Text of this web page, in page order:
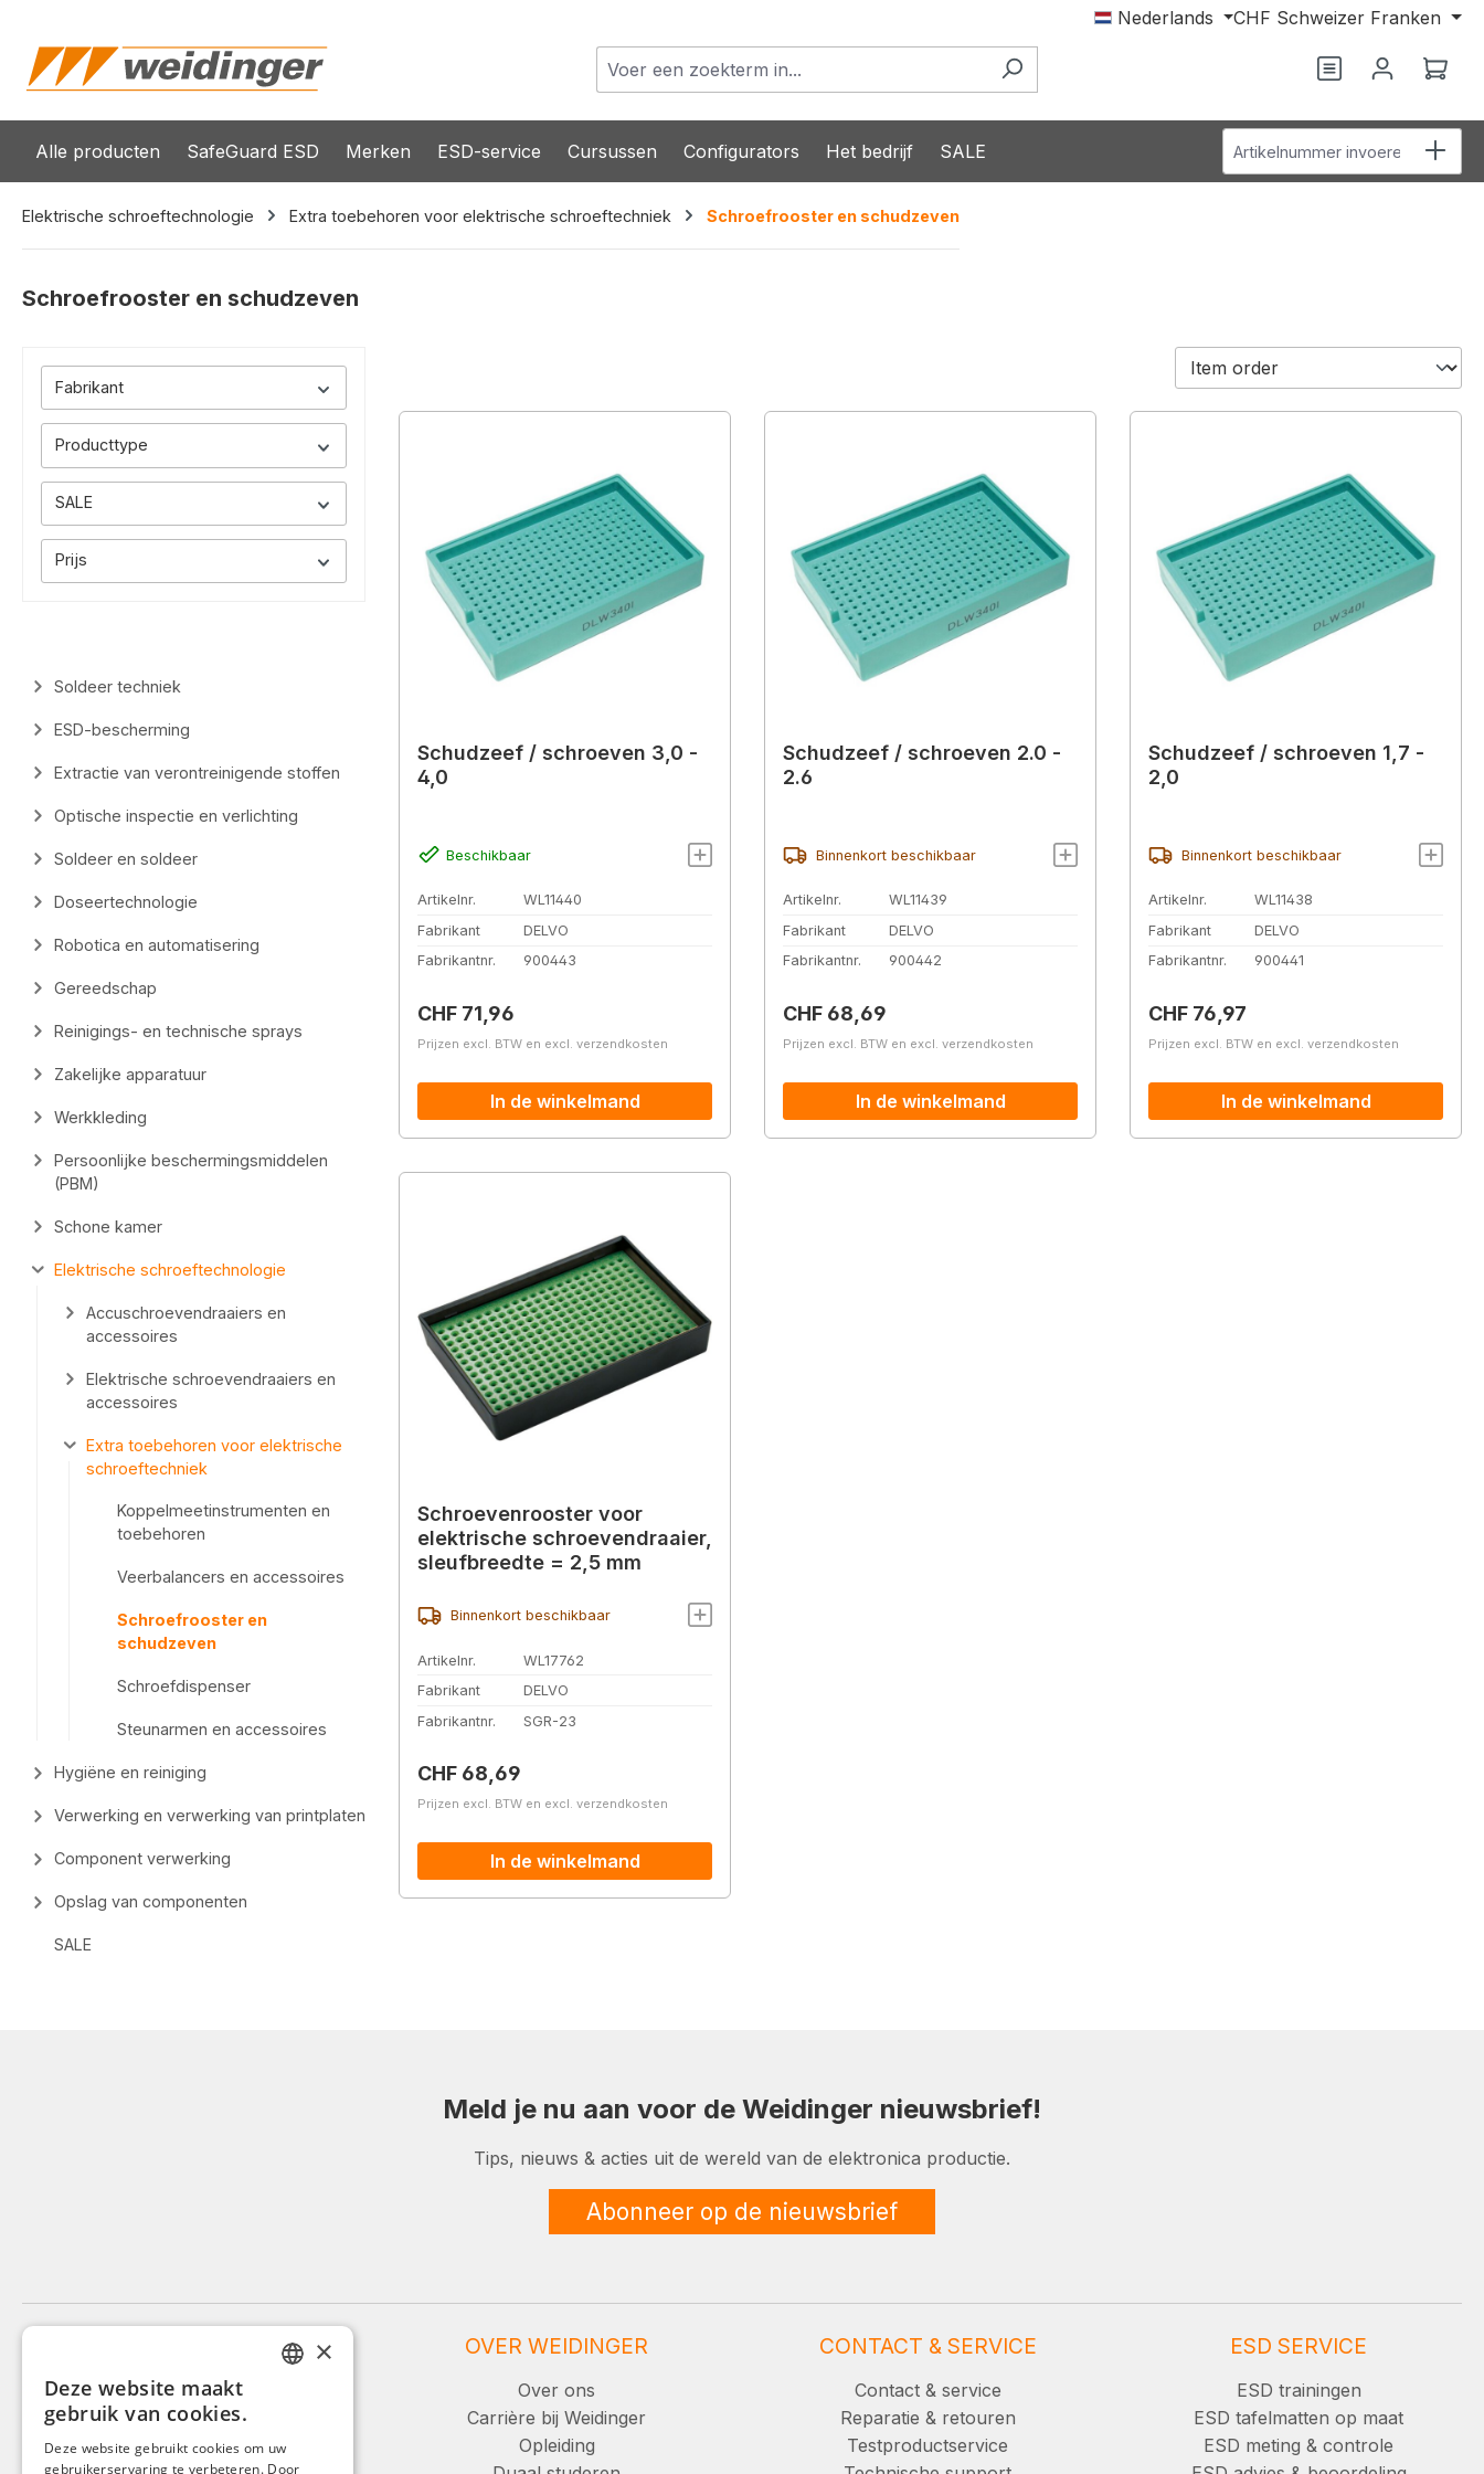
Nederlands CHF Schweizer Franken
Je hebt 0 items
Alle producten SafeGuard ESD Merken ESD-service Cursussen Configurators Het bedrijf SALE Artikelnummer invoeren
Elektrische schroeftechnologie Extra toebehoren voor elektrische schroeftechniek Schroefrooster en schudzeven
Schroefrooster en schudzeven
Fabrikant
Producttype
SALE
Prijs
Soldeer techniek
ESD-bescherming
Extractie van verontreinigende stoffen
Optische inspectie en verlichting
Soldeer en soldeer
Doseertechnologie
Robotica en automatisering
Gereedschap
Reinigings- en technische sprays
Zakelijke apparatuur
Werkkleding
Persoonlijke beschermingsmiddelen
(PBM)
Schone kamer
Elektrische schroeftechnologie
Accuschroevendraaiers en
accessoires
Elektrische schroevendraaiers en
accessoires
Extra toebehoren voor elektrische
schroeftechniek
Koppelmeetinstrumenten en
toebehoren
Veerbalancers en accessoires
Schroefrooster en
schudzeven
Schroefdispenser
Steunarmen en accessoires
Hygiëne en reiniging
Verwerking en verwerking van printplaten
Component verwerking
Opslag van componenten
SALE
Schudzeef / schroeven 3,0 -
4,0
Beschikbaar
Artikelnr.
WL11440
Fabrikant
DELVO
Fabrikantnr.
900443
Normale prijs:
CHF 71,96
Prijzen excl. BTW en excl. verzendkosten
In de winkelmand
Schudzeef / schroeven 2.0 -
2.6
Binnenkort beschikbaar
Artikelnr.
WL11439
Fabrikant
DELVO
Fabrikantnr.
900442
Normale prijs:
CHF 68,69
Prijzen excl. BTW en excl. verzendkosten
In de winkelmand
Schudzeef / schroeven 1,7 -
2,0
Binnenkort beschikbaar
Artikelnr.
WL11438
Fabrikant
DELVO
Fabrikantnr.
900441
Normale prijs:
CHF 76,97
Prijzen excl. BTW en excl. verzendkosten
In de winkelmand
Schroevenrooster voor
elektrische schroevendraaier,
sleufbreedte = 2,5 mm
Binnenkort beschikbaar
Artikelnr.
WL17762
Fabrikant
DELVO
Fabrikantnr.
SGR-23
Normale prijs:
CHF 68,69
Prijzen excl. BTW en excl. verzendkosten
In de winkelmand
Meld je nu aan voor de Weidinger nieuwsbrief!
Tips, nieuws & acties uit de wereld van de elektronica productie.
Abonneer op de nieuwsbrief
Service en advies:
+49 (0)8142 / 4289 - 300
OVER WEIDINGER
Over ons
Carrière bij Weidinger
Opleiding
CONTACT & SERVICE
Contact & service
Reparatie & retouren
Testproductservice
ESD SERVICE
ESD trainingen
ESD tafelmatten op maat
ESD meting & controle
FRENCH
×
Deze website maakt
gebruik van cookies.
Deze website gebruikt cookies om uw
gebruikerservaring te verbeteren. Door